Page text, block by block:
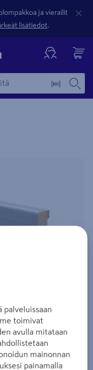
ja vierailit
lisätiedot.
kuvaus -
palveluissaan
toimivat
avulla mitataan
mainonnan
painamalla